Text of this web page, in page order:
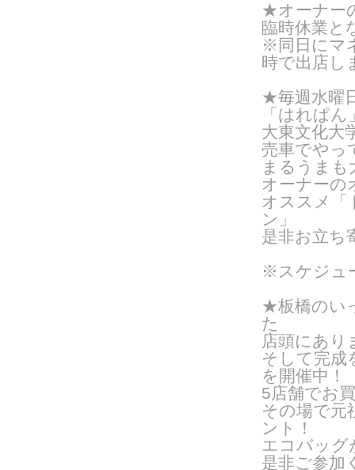
★オーナー
臨時休業と
※同日にマ
時で出店し
★毎週水曜
「はれぱ
大東文化大
売車でやっ
まるうま
オーナーの
オススメ「
ン」
是非お立ち
※スケジュ
★板橋のい
た
店頭にあり
そして完成
を開催中！
5店舗でお
その場で元
ント！
エコバッグ
是非ご参加